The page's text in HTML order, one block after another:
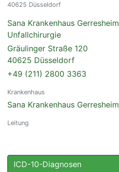
40625 Düsseldorf
Sana Krankenhaus Gerresheim
Unfallchirurgie
Gräulinger Straße 120
40625 Düsseldorf
+49 (211) 2800 3363
Krankenhaus
Sana Krankenhaus Gerresheim
Leitung
ICD-10-Diagnosen